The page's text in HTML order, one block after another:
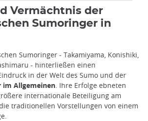
Vermächtnis der
Sumoringer in
Sumoringer - Takamiyama, Konishiki,
- hinterließen einen
in der Welt des Sumo und der
im Allgemeinen . Ihre Erfolge ebneten
internationale Beteiligung am
traditionellen Vorstellungen von einem